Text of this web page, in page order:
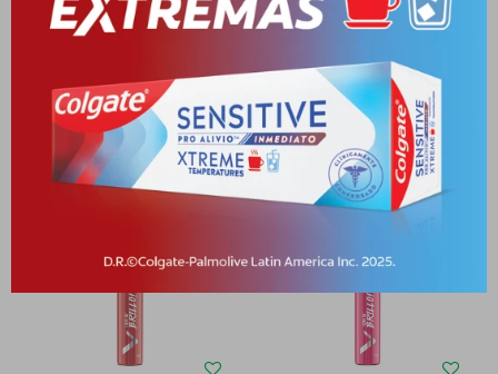
Productos que te pueden interesar